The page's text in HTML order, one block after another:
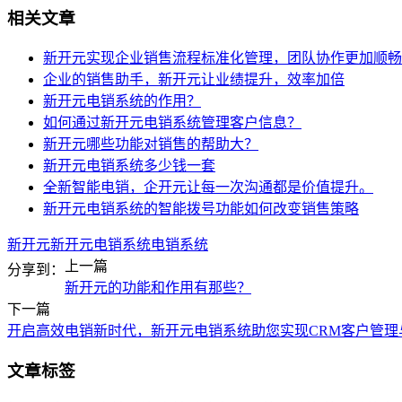
相关文章
新开元实现企业销售流程标准化管理，团队协作更加顺畅
企业的销售助手，新开元让业绩提升，效率加倍
新开元电销系统的作用？
如何通过新开元电销系统管理客户信息？
新开元哪些功能对销售的帮助大？
新开元电销系统多少钱一套
全新智能电销，企开元让每一次沟通都是价值提升。
新开元电销系统的智能拨号功能如何改变销售策略
新开元新开元电销系统电销系统
分享到：
上一篇
新开元的功能和作用有那些？
下一篇
开启高效电销新时代，新开元电销系统助您实现CRM客户管理
文章标签